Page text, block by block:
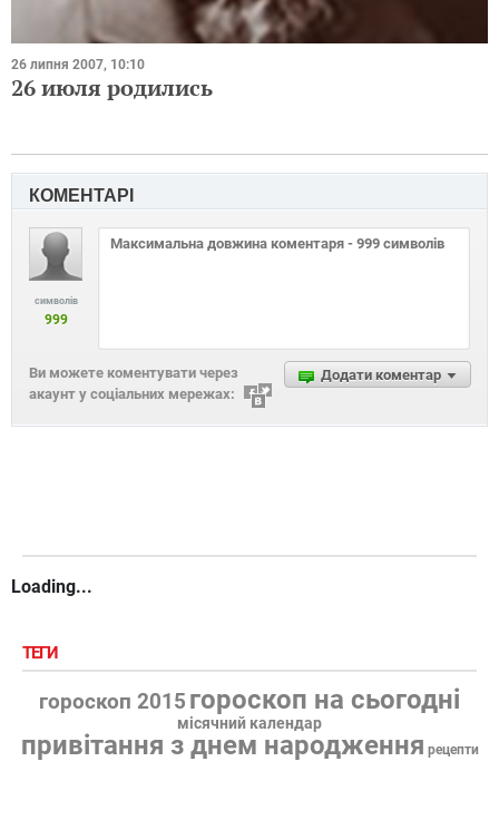
26 липня 2007, 10:10
26 июля родились
КОМЕНТАРІ
символів
999
Додати коментар
Ви можете коментувати через
акаунт у соціальних мережах:
Loading...
ТЕГИ
гороскоп 2015 гороскоп на сьогодні
місячний календар
привітання з днем народження рецепти